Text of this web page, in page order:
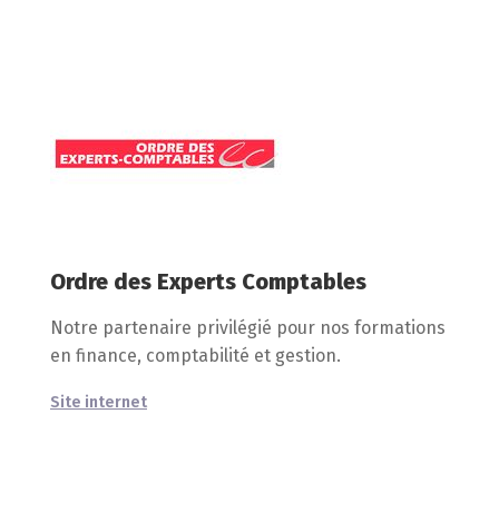
Ordre des Experts Comptables
Notre partenaire privilégié pour nos formations
en finance, comptabilité et gestion.
Site internet